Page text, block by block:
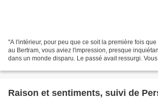
"A l'intérieur, pour peu que ce soit la première fois
au Bertram, vous aviez l'impression, presque
dans un monde disparu. Le passé avait ressurgi.
Raison et sentiments, suivi de